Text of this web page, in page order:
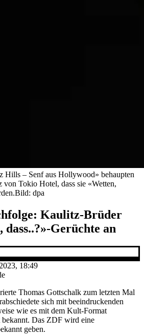
Hills – Senf aus Hollywood» behaupten
Tokio Hotel, dass sie «Wetten,
Bild: dpa
Kaulitz-Brüder
dass..?»-Gerüchte an
18:49
Thomas Gottschalk zum letzten Mal
sich mit beeindruckenden
wie es mit dem Kult-Format
Das ZDF wird eine
geben.